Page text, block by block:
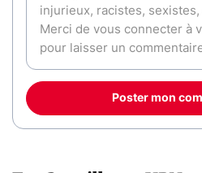
Poster mon